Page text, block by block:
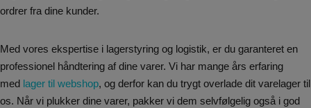
ordrer fra dine kunder.
Med vores ekspertise i lagerstyring og logistik, er du garanteret en
professionel håndtering af dine varer. Vi har mange års erfaring
med lager til webshop, og derfor kan du trygt overlade dit varelager til
os. Når vi plukker dine varer, pakker vi dem selvfølgelig også i god